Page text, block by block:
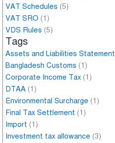
VAT Schedules (5)
VAT SRO (1)
VDS Rules (5)
Tags
Assets and Liabilities Statement
Bangladesh Customs (1)
Corporate Income Tax (1)
DTAA (1)
Environmental Surcharge (1)
Final Tax Settlement (1)
Import (1)
Investment tax allowance (3)